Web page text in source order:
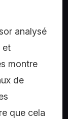
analysé
et
montre
de
que cela